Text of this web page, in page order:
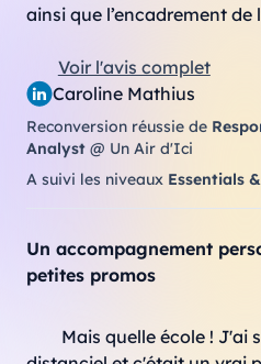
Caroline Mathius
Reconversion réussie de
Analyst @ Un Air d'Ici
A suivi les niveaux Essentials
ainsi que l’encadrement de
Voir l'avis complet
Un accompagnement
petites promos
Mais quelle école ! J'ai